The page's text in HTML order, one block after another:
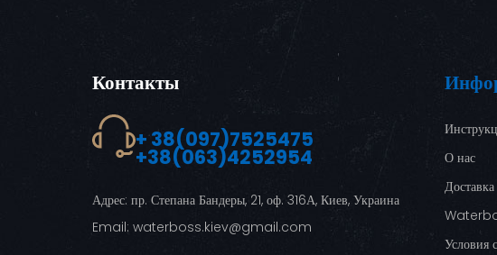
Контакты
+ 38(097)7525475
+38(063)4252954
Адрес: пр. Степана Бандеры, 21, оф. 316А, Киев, Украина
Email: waterboss.kiev@gmail.com
О нас
Условия